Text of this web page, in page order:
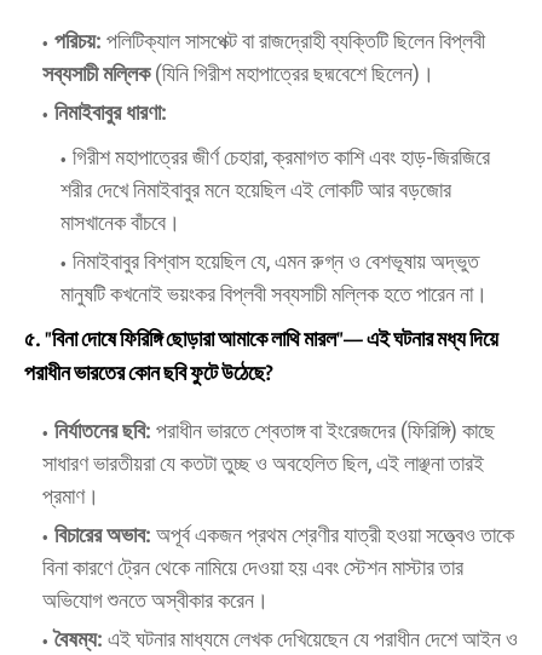
পরিচয়: পলিটিক্যাল সাসপেক্ট বা রাজদ্রোহী ব্যক্তিটি ছিলেন বিপ্লবী
সব্যসাচী মল্লিক(যিনি গিরীশ মহাপাত্রের ছদ্মবেশে ছিলেন)।
নিমাইবাবুর ধারণা:
​গিরীশ মহাপাত্রের জীর্ণ চেহারা, ক্রমাগত কাশি এবং হাড়-জিরজিরে
শরীর দেখে নিমাইবাবুর মনে হয়েছিল এই লোকটি আর বড়জোর
মাসখানেক বাঁচবে।
​নিমাইবাবুর বিশ্বাস হয়েছিল যে, এমন রুগ্ন ও বেশভূষায় অদ্ভুত
মানুষটি কখনোই ভয়ংকর বিপ্লবী সব্যসাচী মল্লিক হতে পারেন না।
৫. "বিনা দোষে ফিরিঙ্গি ছোড়ারা আমাকে লাথি মারল"— এই ঘটনার মধ্য দিয়ে
পরাধীন ভারতের কোন ছবি ফুটে উঠেছে?
নির্যাতনের ছবি: পরাধীন ভারতে শ্বেতাঙ্গ বা ইংরেজদের (ফিরিঙ্গি) কাছে
সাধারণ ভারতীয়রা যে কতটা তুচ্ছ ও অবহেলিত ছিল, এই লাঞ্ছনা তারই
প্রমাণ।
বিচারের অভাব: অপূর্ব একজন প্রথম শ্রেণীর যাত্রী হওয়া সত্ত্বেও তাকে
বিনা কারণে ট্রেন থেকে নামিয়ে দেওয়া হয় এবং স্টেশন মাস্টার তার
অভিযোগ শুনতে অস্বীকার করেন।
বৈষম্য: এই ঘটনার মাধ্যমে লেখক দেখিয়েছেন যে পরাধীন দেশে আইন ও